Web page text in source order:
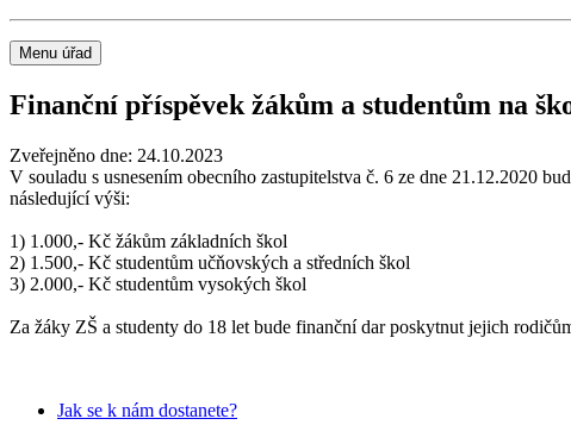
Menu úřad
Finanční příspěvek žákům a studentům na
Zveřejněno dne: 24.10.2023
V souladu s usnesením obecního zastupitelstva č. 6 ze dne 21.12.2020
následující výši:
1) 1.000,- Kč žákům základních škol
2) 1.500,- Kč studentům učňovských a středních škol
3) 2.000,- Kč studentům vysokých škol
Za žáky ZŠ a studenty do 18 let bude finanční dar poskytnut jejich
Jak se k nám dostanete?